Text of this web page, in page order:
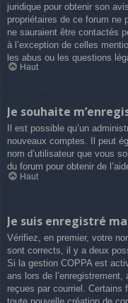
juridique pour obtenir son
propriétaires de ce forum ne
ne sauraient être contactés
à l’exception de celles
les abus ou les questions
Haut
Je souhaite
Il est possible qu’un
nouveaux comptes. Il peut
nom d’utilisateur que vous
du forum pour obtenir de
Haut
Je suis enregistré
Vérifiez, en premier, votre
sont corrects, il y a deux
Si la gestion COPPA est
ans lors de
reçues par courriel. Certains